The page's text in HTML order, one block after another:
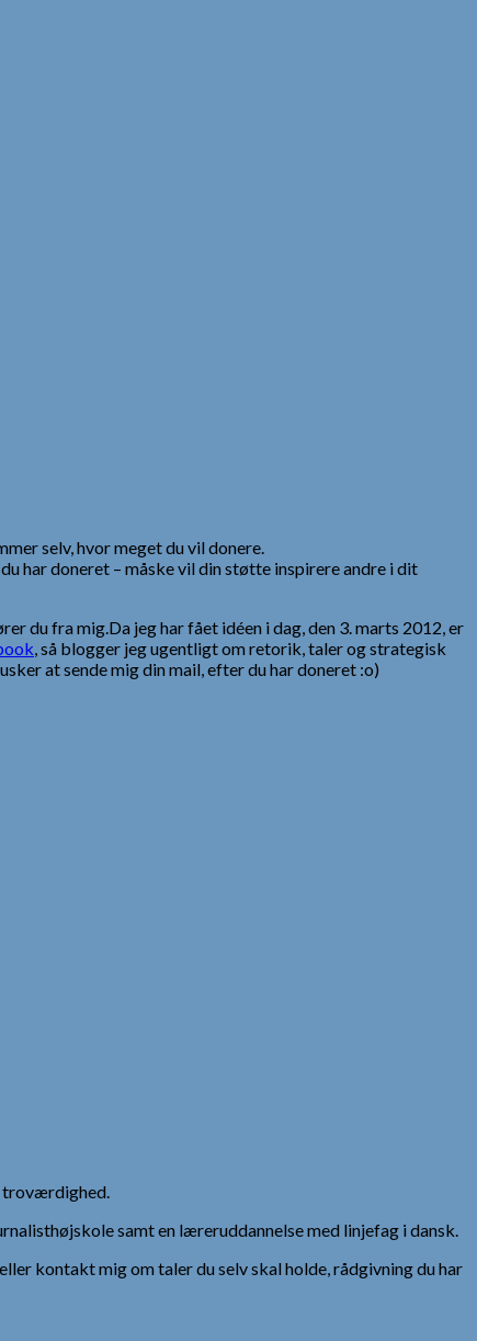
selv, hvor meget du vil donere.
har doneret – måske vil din støtte inspirere andre i dit
du fra mig.Da jeg har fået idéen i dag, den 3. marts 2012, er
, så blogger jeg ugentligt om retorik, taler og strategisk
at sende mig din mail, efter du har doneret :o)
troværdighed.
samt en læreruddannelse med linjefag i dansk.
kontakt mig om taler du selv skal holde, rådgivning du har